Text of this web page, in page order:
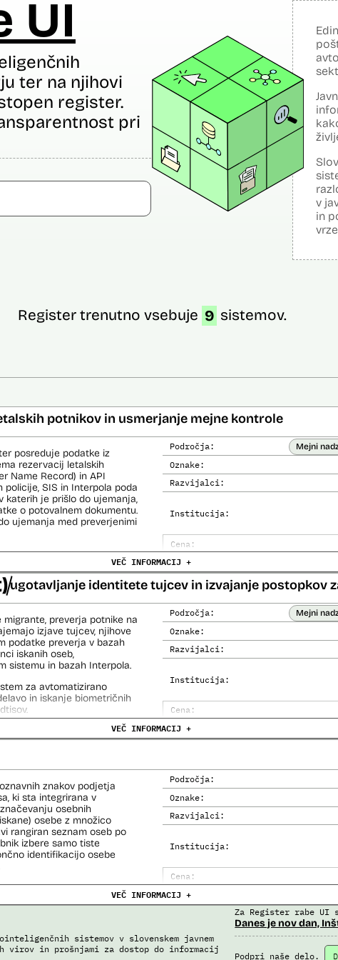
UI
ter na njihovi
register.
pri
v
in
Register trenutno vsebuje 9 sistemov.
potnikov in usmerjanje mejne kontrole
Področja: Mejni
Oznake:
Razvijalci:
Institucija:
Cena:
Analiza učinka na človekove
Analiza učinka na osebne podatke
posreduje podatke iz
rezervacij letalskih
Name Record) in API
SIS in Interpola poda
katerih je prišlo do ujemanja,
o potovalnem dokumentu.
ujemanja med preverjenimi
čemer se oblikujejo
bilo pri analitični obdelavi
in drugih hudih
delo policije in drugih
o potnikih lahko glede na
prijavljenih na let,
rezultate njihove
avtomatizirani obdelavi
sredstvi.
na let, Evidenca potnikov
informacijskega
VEČ INFORMACIJ +
ugotavljanje identitete tujcev in izvajanje postopkov
Področja: Mejni
Oznake:
Razvijalci:
Institucija:
Cena:
Analiza učinka na človekove
preverja potnike na
izjave tujcev, njihove
podatke preverja v bazah
iskanih oseb,
sistemu in bazah Interpola.
za avtomatizirano
in iskanje biometričnih
VEČ INFORMACIJ +
Področja:
Oznake:
Razvijalci:
Institucija:
Cena:
Trajanje licence:
Analiza učinka na človekove
Analiza učinka na osebne
znakov podjetja
ki sta integrirana v
osebnih
osebe z množico
rangiran seznam oseb po
izbere samo tiste
identifikacijo osebe
(del informacijsko
za primerjavo.
VEČ INFORMACIJ +
sistemov v slovenskem javnem
virov in prošnjami za dostop do informacij
Za Register rabe UI
Danes je nov dan,
Podpri naše delo.